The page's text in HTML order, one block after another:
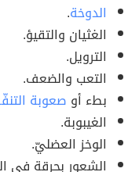
الدوخة.
الغثيان والتقيؤ.
الترويل.
التعب والضعف.
بطء أو صعوبة
الغيبوبة.
الوخز العضليّ.
الشعور بحرقة في